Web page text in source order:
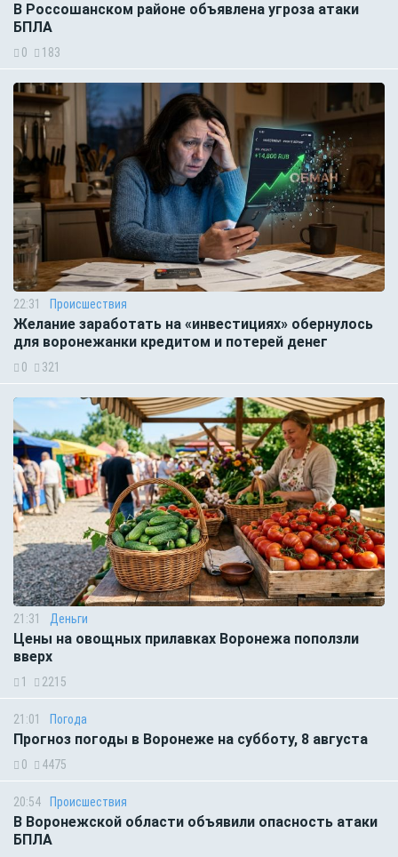
В Россошанском районе объявлена угроза атаки
БПЛА
0 183
22:31 Происшествия
Желание заработать на «инвестициях» обернулось
для воронежанки кредитом и потерей денег
0 321
21:31 Деньги
Цены на овощных прилавках Воронежа поползли
вверх
1 2215
21:01 Погода
Прогноз погоды в Воронеже на субботу, 8 августа
0 4475
20:54 Происшествия
В Воронежской области объявили опасность атаки
БПЛА